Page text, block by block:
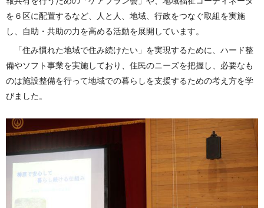
を６区に配置するなど、人と人、地域、行政をつなぐ取組を実施
し、自助・共助の力を高める活動を展開しています。
「住み慣れた地域で住み続けたい」を実現するために、ハード整
備やソフト事業を実施しており、住民のニーズを把握し、必要なも
のは施設整備を行って地域での暮らしを支援するための考え方を学
びました。